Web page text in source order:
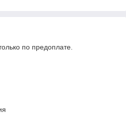
по предоплате.